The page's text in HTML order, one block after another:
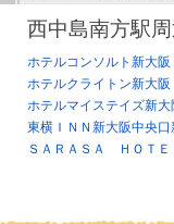
西中島南方駅
ホテルコンソルト新大阪
ホテルクライトン新大阪
ホテルマイステイズ新
東横ＩＮＮ新大阪中央口
ＳＡＲＡＳＡ ＨＯＴ